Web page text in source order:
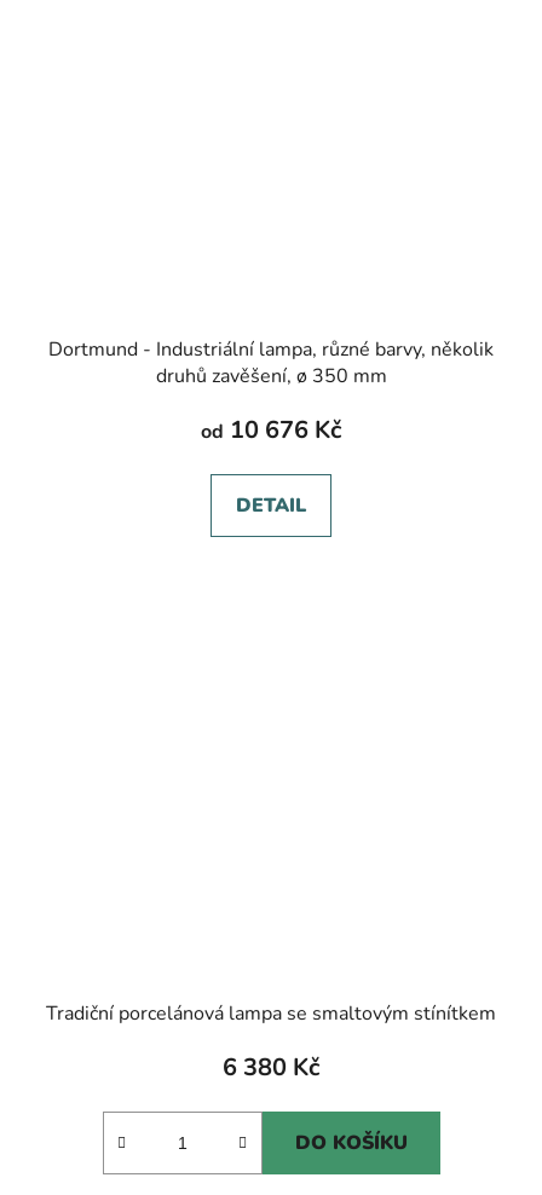
Dortmund - Industriální lampa, různé barvy, několik
druhů zavěšení, ø 350 mm
od 10 676 Kč
DETAIL
Tradiční porcelánová lampa se smaltovým stínítkem
6 380 Kč
DO KOŠÍKU